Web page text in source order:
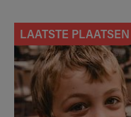
LAATSTE PLAATSEN